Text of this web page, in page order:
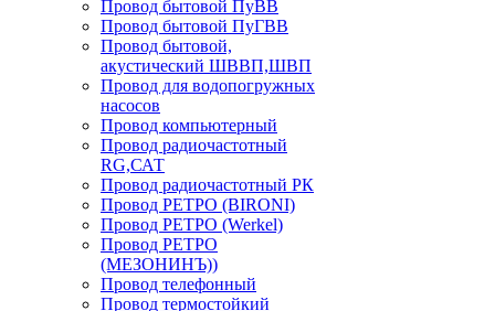
Провод бытовой ПуВВ
Провод бытовой ПуГВВ
Провод бытовой,
акустический ШВВП,ШВП
Провод для водопогружных
насосов
Провод компьютерный
Провод радиочастотный
RG,САТ
Провод радиочастотный РК
Провод РЕТРО (BIRONI)
Провод РЕТРО (Werkel)
Провод РЕТРО
(МЕЗОНИНЪ))
Провод телефонный
Провод термостойкий